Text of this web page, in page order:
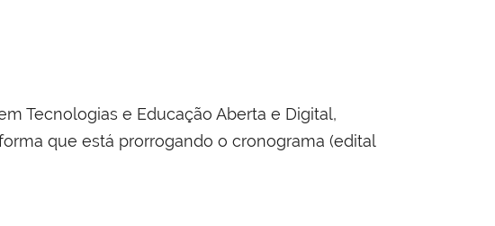
Tecnologias e Educação Aberta e Digital,
que está prorrogando o cronograma (edital